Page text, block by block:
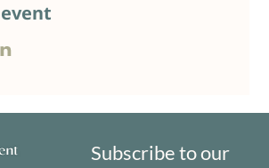
Subscribe to our